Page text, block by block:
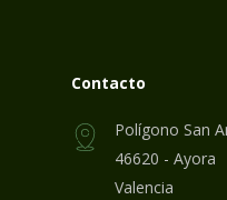
Contacto
Polígono San
46620 - Ayora
Valencia